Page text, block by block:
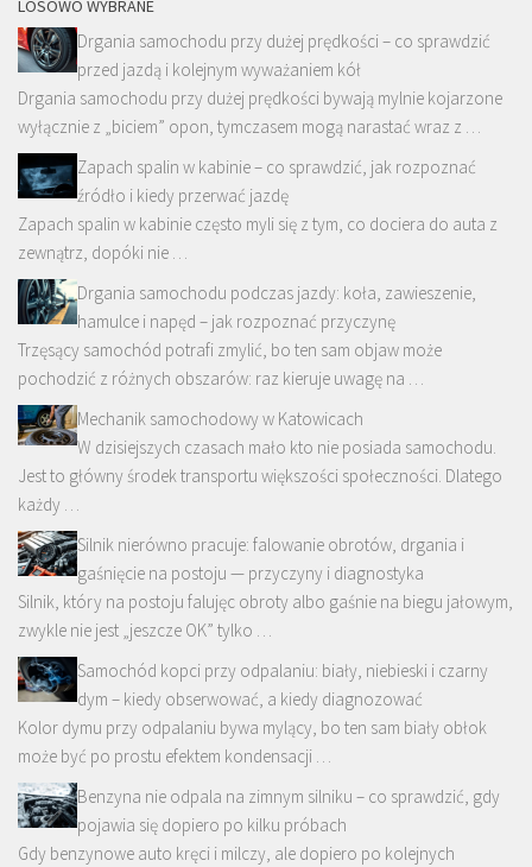
LOSOWO WYBRANE
Drgania samochodu przy dużej prędkości – co sprawdzić
przed jazdą i kolejnym wyważaniem kół
Drgania samochodu przy dużej prędkości bywają mylnie kojarzone
wyłącznie z „biciem” opon, tymczasem mogą narastać wraz z …
Zapach spalin w kabinie – co sprawdzić, jak rozpoznać
źródło i kiedy przerwać jazdę
Zapach spalin w kabinie często myli się z tym, co dociera do auta z
zewnątrz, dopóki nie …
Drgania samochodu podczas jazdy: koła, zawieszenie,
hamulce i napęd – jak rozpoznać przyczynę
Trzęsący samochód potrafi zmylić, bo ten sam objaw może
pochodzić z różnych obszarów: raz kieruje uwagę na …
Mechanik samochodowy w Katowicach
W dzisiejszych czasach mało kto nie posiada samochodu.
Jest to główny środek transportu większości społeczności. Dlatego
każdy …
Silnik nierówno pracuje: falowanie obrotów, drgania i
gaśnięcie na postoju — przyczyny i diagnostyka
Silnik, który na postoju falujęc obroty albo gaśnie na biegu jałowym,
zwykle nie jest „jeszcze OK” tylko …
Samochód kopci przy odpalaniu: biały, niebieski i czarny
dym – kiedy obserwować, a kiedy diagnozować
Kolor dymu przy odpalaniu bywa mylący, bo ten sam biały obłok
może być po prostu efektem kondensacji …
Benzyna nie odpala na zimnym silniku – co sprawdzić, gdy
pojawia się dopiero po kilku próbach
Gdy benzynowe auto kręci i milczy, ale dopiero po kolejnych